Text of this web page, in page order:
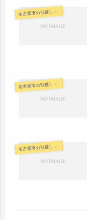
名古屋市の引越し料金・代金相場・見積り情報
名 古屋市の引越し料金・代金相場・見積り情報
名 古屋市の引越し料金・代金相場・見積り情報